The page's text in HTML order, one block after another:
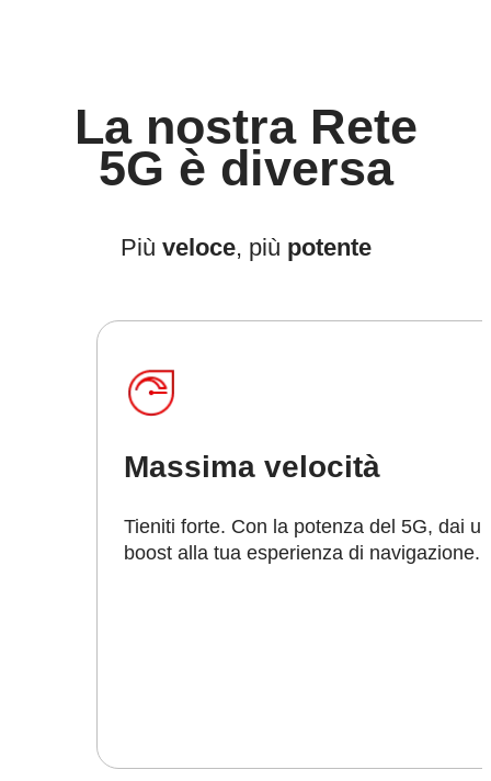
La nostra Rete
5G è diversa
Più veloce, più potente
Massima velocità
Tieniti forte. Con la potenza del 5G, dai un
boost alla tua esperienza di navigazione.